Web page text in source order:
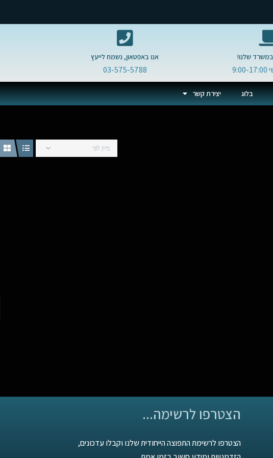
שלנו! אנו באפטאון, נשמח לייעץ
03-575-5788
בלוג יצירת קשר
מיון לפי
הצטרפו לרשימה...
הצטרפו לרשימת התפוצה הייחודית שלנו וקבלו עדכונים,